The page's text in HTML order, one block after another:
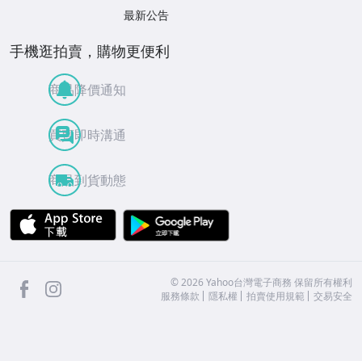
最新公告
手機逛拍賣，購物更便利
商品降價通知
買賣即時溝通
商品到貨動態
APP Store
facebook ©2026 Yahoo台灣電子商務 保留所有權利
服務條款
隱私權 拍賣使用規範 交易安全